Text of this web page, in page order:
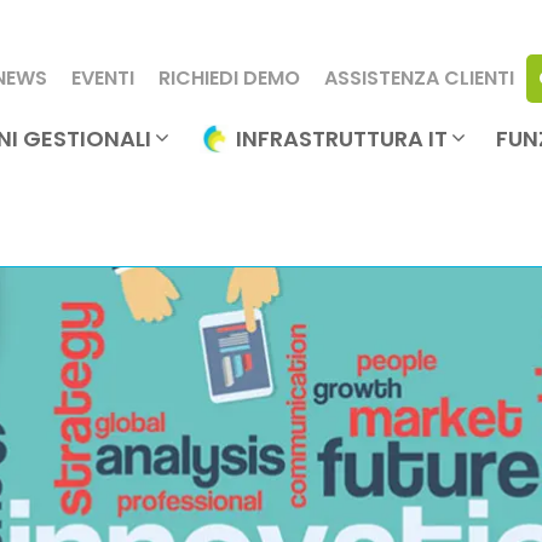
EVENTI RICHIEDI DEMO ASSISTENZA CLIENTI
GESTIONALI INFRASTRUTTURA IT